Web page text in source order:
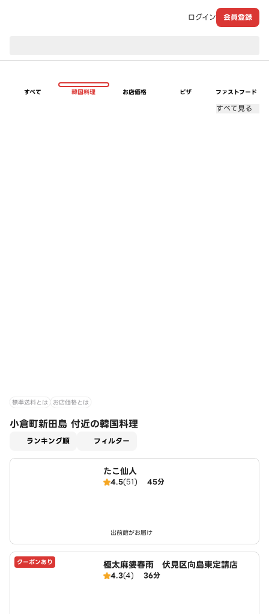
ログイン 会員登録
すべて 韓国料理 お店価格 ピザ ファストフード
すべて見る
標準送料とは お店価格とは
小倉町新田島 付近の韓国料理
ランキング順 フィルター
たこ仙人
4.5(51) 45分
出前館がお届け
クーポンあり 極太麻婆春雨 伏見区向島東定請店
4.3(4) 36分